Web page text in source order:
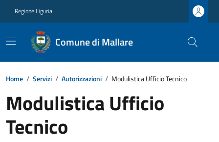
Regione Liguria
Comune di Mallare
Home / Servizi / Autorizzazioni / Modulistica Ufficio Tecnico
Modulistica Ufficio
Tecnico